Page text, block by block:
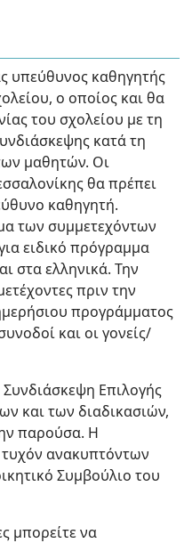
υπεύθυνος καθηγητής
ο οποίος και θα
του σχολείου με τη
κατά τη
μαθητών. Οι
θα πρέπει
καθηγητή.
των συμμετεχόντων
ειδικό πρόγραμμα
στα ελληνικά. Την
πριν την
προγράμματος
και οι γονείς/
Επιλογής
και των διαδικασιών,
παρούσα. Η
ανακυπτόντων
Συμβούλιο του
μπορείτε να